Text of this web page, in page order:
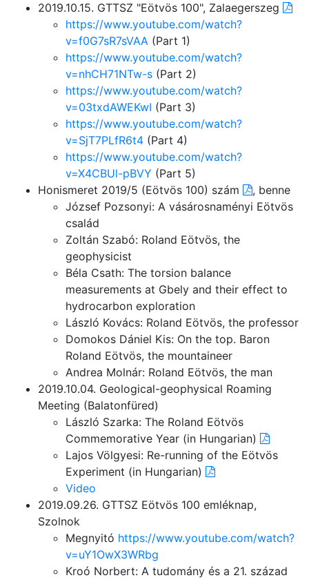
2019.10.15. GTTSZ "Eötvös 100", Zalaegerszeg
https://www.youtube.com/watch?
v=f0G7sR7sVAA (Part 1)
https://www.youtube.com/watch?
v=nhCH71NTw-s (Part 2)
https://www.youtube.com/watch?
v=03txdAWEKwI (Part 3)
https://www.youtube.com/watch?
v=SjT7PLfR6t4 (Part 4)
https://www.youtube.com/watch?
v=X4CBUl-pBVY (Part 5)
Honismeret 2019/5 (Eötvös 100) szám
, benne
József Pozsonyi: A vásárosnaményi Eötvös
család
Zoltán Szabó: Roland Eötvös, the
geophysicist
Béla Csath: The torsion balance
measurements at Gbely and their effect to
hydrocarbon exploration
László Kovács: Roland Eötvös, the professor
Domokos Dániel Kis: On the top. Baron
Roland Eötvös, the mountaineer
Andrea Molnár: Roland Eötvös, the man
2019.10.04. Geological-geophysical Roaming
Meeting (Balatonfüred)
László Szarka: The Roland Eötvös
Commemorative Year (in Hungarian)
Lajos Völgyesi: Re-running of the Eötvös
Experiment (in Hungarian)
Video
2019.09.26. GTTSZ Eötvös 100 emléknap,
Szolnok
Megnyitó https://www.youtube.com/watch?
v=uY1OwX3WRbg
Kroó Norbert: A tudomány és a 21. század